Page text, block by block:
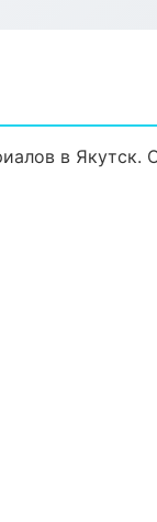
в Якутск.